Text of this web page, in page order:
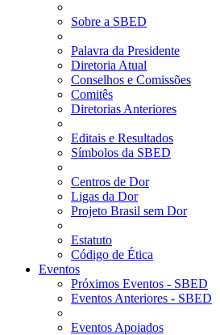
Sobre a SBED
Palavra da Presidente
Diretoria Atual
Conselhos e Comissões
Comitês
Diretorias Anteriores
Editais e Resultados
Símbolos da SBED
Centros de Dor
Ligas da Dor
Projeto Brasil sem Dor
Estatuto
Código de Ética
Eventos
Próximos Eventos - SBED
Eventos Anteriores - SBED
Eventos Apoiados